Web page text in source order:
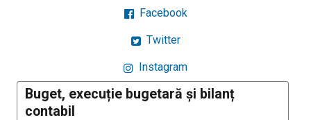
Facebook
Twitter
Instagram
Buget, execuție bugetară și bilanț
contabil